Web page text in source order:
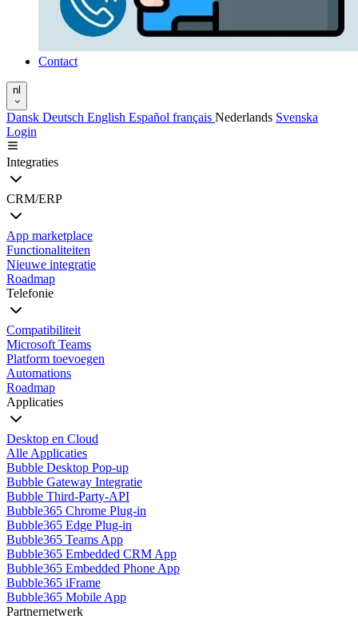
Contact
nl
Dansk Deutsch English Español français Nederlands Svenska
Login
Integraties
CRM/ERP
App marketplace
Functionaliteiten
Nieuwe integratie
Roadmap
Telefonie
Compatibiliteit
Microsoft Teams
Platform toevoegen
Automations
Roadmap
Applicaties
Desktop en Cloud
Alle Applicaties
Bubble Desktop Pop-up
Bubble Gateway Integratie
Bubble Third-Party-API
Bubble365 Chrome Plug-in
Bubble365 Edge Plug-in
Bubble365 Teams App
Bubble365 Embedded CRM App
Bubble365 Embedded Phone App
Bubble365 iFrame
Bubble365 Mobile App
Partnernetwerk